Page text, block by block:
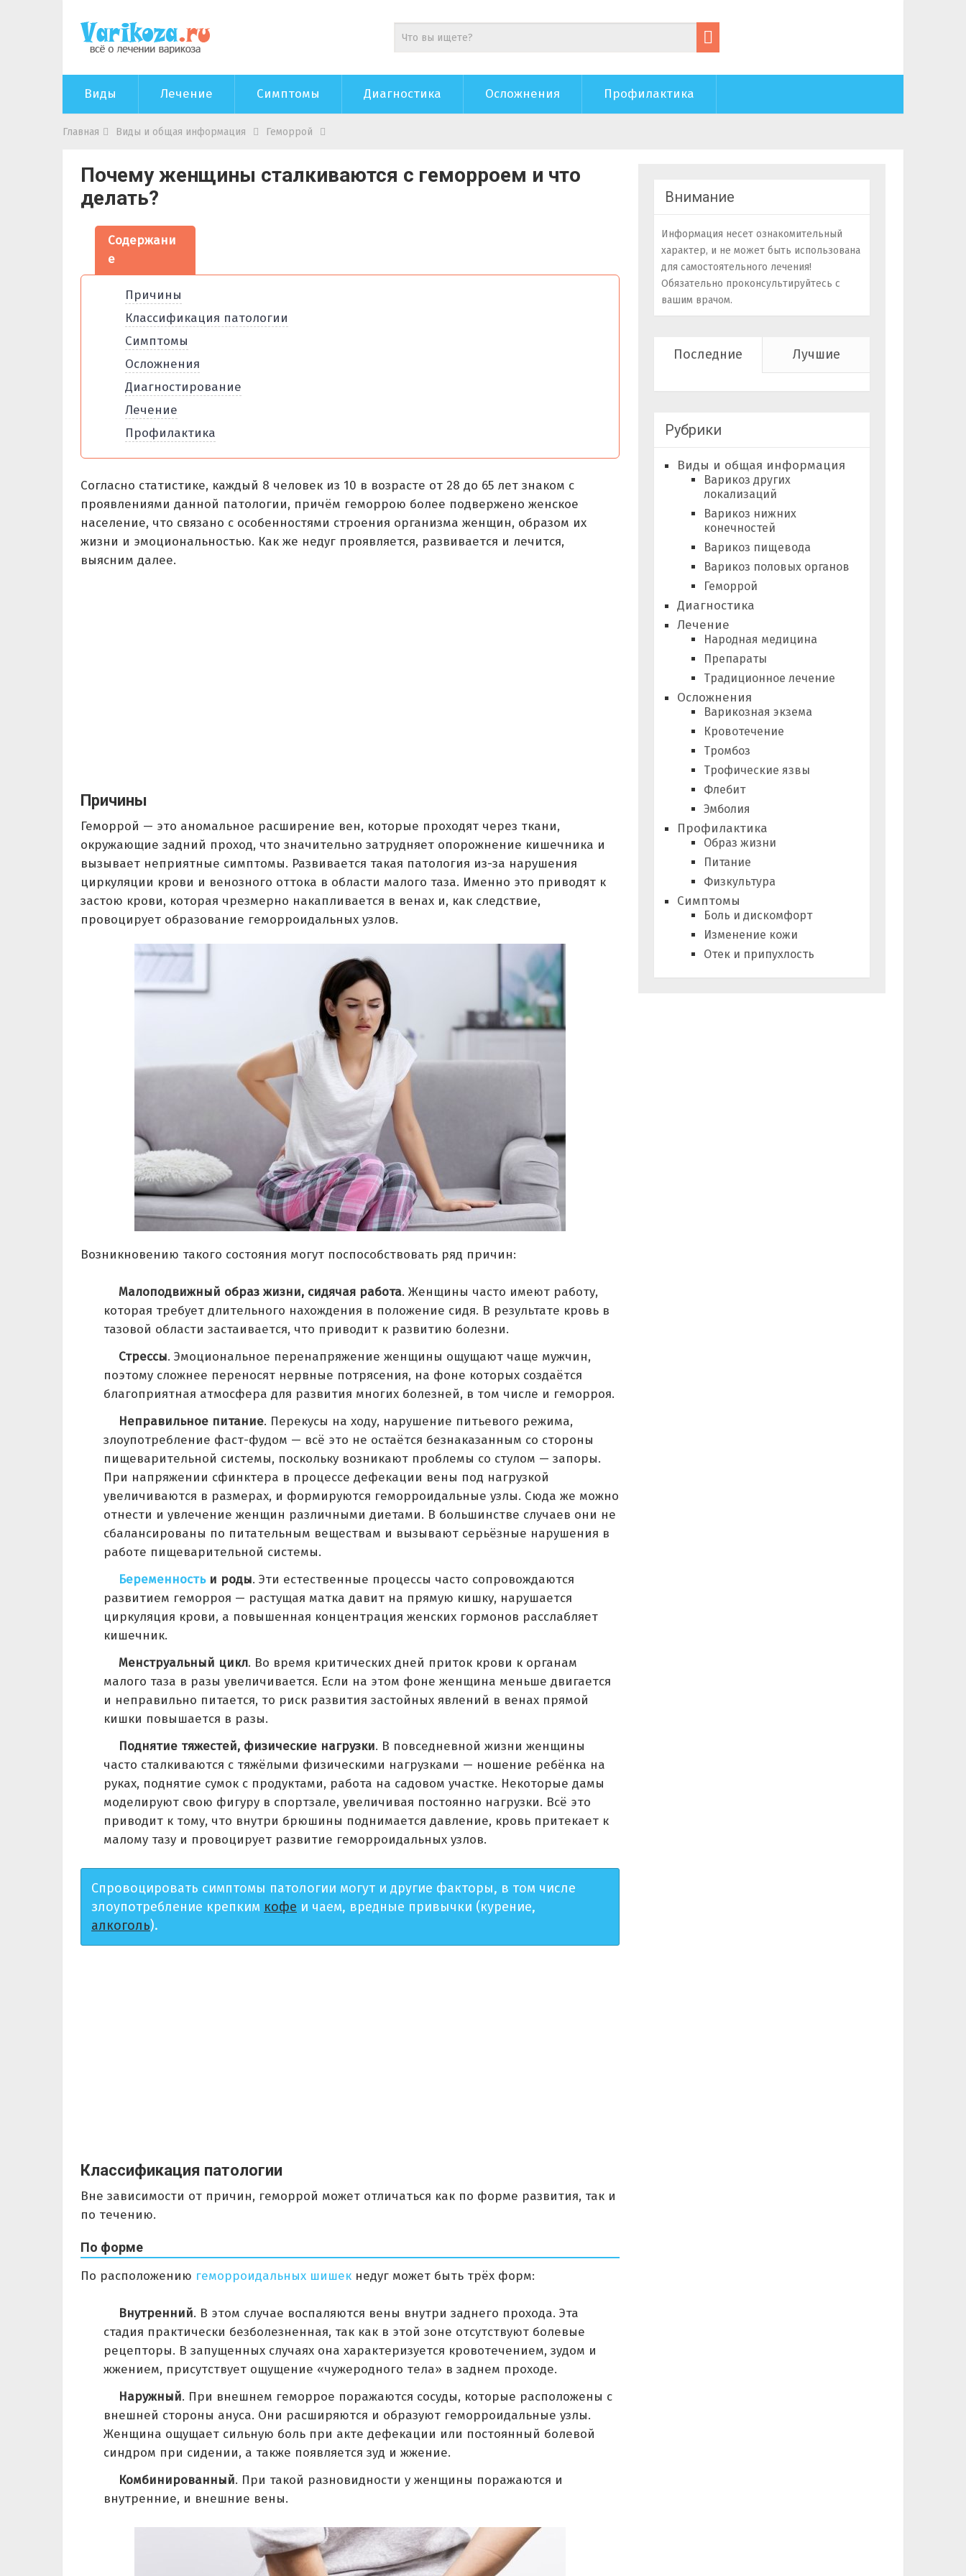
Виды Лечение Симптомы Диагностика Осложнения Профилактика
Главная Виды и общая информация Геморрой
Почему женщины сталкиваются с геморроем и что
делать?
Содержани
е
Причины
Классификация патологии
Симптомы
Осложнения
Диагностирование
Лечение
Профилактика
Согласно статистике, каждый 8 человек из 10 в возрасте от 28 до 65 лет знаком с
проявлениями данной патологии, причём геморрою более подвержено женское
население, что связано с особенностями строения организма женщин, образом их
жизни и эмоциональностью. Как же недуг проявляется, развивается и лечится,
выясним далее.
Причины
Геморрой — это аномальное расширение вен, которые проходят через ткани,
окружающие задний проход, что значительно затрудняет опорожнение кишечника и
вызывает неприятные симптомы. Развивается такая патология из-за нарушения
циркуляции крови и венозного оттока в области малого таза. Именно это приводят к
застою крови, которая чрезмерно накапливается в венах и, как следствие,
провоцирует образование геморроидальных узлов.
Возникновению такого состояния могут поспособствовать ряд причин:
Малоподвижный образ жизни, сидячая работа. Женщины часто имеют работу,
которая требует длительного нахождения в положение сидя. В результате кровь в
тазовой области застаивается, что приводит к развитию болезни.
Стрессы. Эмоциональное перенапряжение женщины ощущают чаще мужчин,
поэтому сложнее переносят нервные потрясения, на фоне которых создаётся
благоприятная атмосфера для развития многих болезней, в том числе и геморроя.
Неправильное питание. Перекусы на ходу, нарушение питьевого режима,
злоупотребление фаст-фудом — всё это не остаётся безнаказанным со стороны
пищеварительной системы, поскольку возникают проблемы со стулом — запоры.
При напряжении сфинктера в процессе дефекации вены под нагрузкой
увеличиваются в размерах, и формируются геморроидальные узлы. Сюда же можно
отнести и увлечение женщин различными диетами. В большинстве случаев они не
сбалансированы по питательным веществам и вызывают серьёзные нарушения в
работе пищеварительной системы.
Беременностьи роды. Эти естественные процессы часто сопровождаются
развитием геморроя — растущая матка давит на прямую кишку, нарушается
циркуляция крови, а повышенная концентрация женских гормонов расслабляет
кишечник.
Менструальный цикл. Во время критических дней приток крови к органам
малого таза в разы увеличивается. Если на этом фоне женщина меньше двигается
и неправильно питается, то риск развития застойных явлений в венах прямой
кишки повышается в разы.
Поднятие тяжестей, физические нагрузки. В повседневной жизни женщины
часто сталкиваются с тяжёлыми физическими нагрузками — ношение ребёнка на
руках, поднятие сумок с продуктами, работа на садовом участке. Некоторые дамы
моделируют свою фигуру в спортзале, увеличивая постоянно нагрузки. Всё это
приводит к тому, что внутри брюшины поднимается давление, кровь притекает к
малому тазу и провоцирует развитие геморроидальных узлов.
Спровоцировать симптомы патологии могут и другие факторы, в том числе
злоупотребление крепким кофе и чаем, вредные привычки (курение,
алкоголь).
Классификация патологии
Вне зависимости от причин, геморрой может отличаться как по форме развития, так и
по течению.
По форме
По расположению геморроидальных шишек недуг может быть трёх форм:
Внутренний. В этом случае воспаляются вены внутри заднего прохода. Эта
стадия практически безболезненная, так как в этой зоне отсутствуют болевые
рецепторы. В запущенных случаях она характеризуется кровотечением, зудом и
жжением, присутствует ощущение «чужеродного тела» в заднем проходе.
Наружный. При внешнем геморрое поражаются сосуды, которые расположены с
внешней стороны ануса. Они расширяются и образуют геморроидальные узлы.
Женщина ощущает сильную боль при акте дефекации или постоянный болевой
синдром при сидении, а также появляется зуд и жжение.
Комбинированный. При такой разновидности у женщины поражаются и
внутренние, и внешние вены.
Внимание
Информация несет ознакомительный
характер, и не может быть использована
для самостоятельного лечения!
Обязательно проконсультируйтесь с
вашим врачом.
Последние Лучшие
Рубрики
Виды и общая информация
Варикоз других
локализаций
Варикоз нижних
конечностей
Варикоз пищевода
Варикоз половых органов
Геморрой
Диагностика
Лечение
Народная медицина
Препараты
Традиционное лечение
Осложнения
Варикозная экзема
Кровотечение
Тромбоз
Трофические язвы
Флебит
Эмболия
Профилактика
Образ жизни
Питание
Физкультура
Симптомы
Боль и дискомфорт
Изменение кожи
Отек и припухлость